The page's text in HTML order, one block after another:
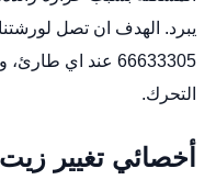
يبرد. الهدف ان تصل
66633305 عند اي
التحرك.
أخصائي تغيير